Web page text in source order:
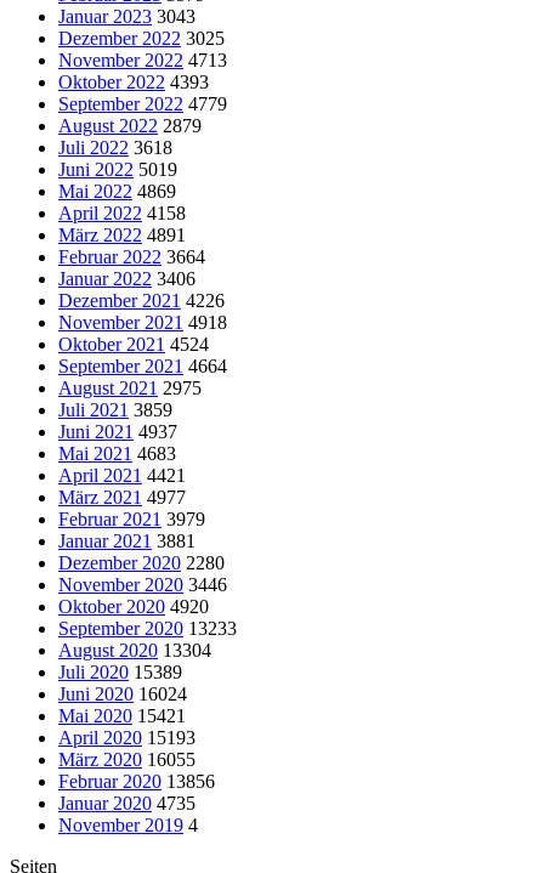
Januar 2023 3043
Dezember 2022 3025
November 2022 4713
Oktober 2022 4393
September 2022 4779
August 2022 2879
Juli 2022 3618
Juni 2022 5019
Mai 2022 4869
April 2022 4158
März 2022 4891
Februar 2022 3664
Januar 2022 3406
Dezember 2021 4226
November 2021 4918
Oktober 2021 4524
September 2021 4664
August 2021 2975
Juli 2021 3859
Juni 2021 4937
Mai 2021 4683
April 2021 4421
März 2021 4977
Februar 2021 3979
Januar 2021 3881
Dezember 2020 2280
November 2020 3446
Oktober 2020 4920
September 2020 13233
August 2020 13304
Juli 2020 15389
Juni 2020 16024
Mai 2020 15421
April 2020 15193
März 2020 16055
Februar 2020 13856
Januar 2020 4735
November 2019 4
Seiten